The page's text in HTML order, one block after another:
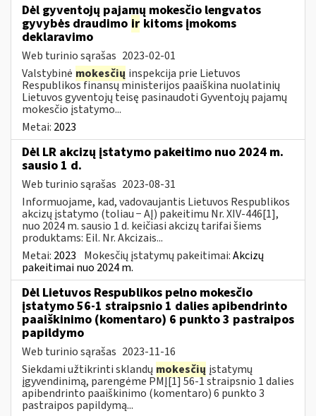
Dėl gyventojų pajamų mokesčio lengvatos
gyvybės draudimo ir kitoms įmokoms
deklaravimo
Web turinio sąrašas 2023-02-01
Valstybinė mokesčių inspekcija prie Lietuvos
Respublikos finansų ministerijos paaiškina nuolatinių
Lietuvos gyventojų teisę pasinaudoti Gyventojų pajamų
mokesčio įstatymo...
Metai: 2023
Dėl LR akcizų įstatymo pakeitimo nuo 2024 m.
sausio 1 d.
Web turinio sąrašas 2023-08-31
Informuojame, kad, vadovaujantis Lietuvos Respublikos
akcizų įstatymo (toliau − AĮ) pakeitimu Nr. XIV-446[1],
nuo 2024 m. sausio 1 d. keičiasi akcizų tarifai šiems
produktams: Eil. Nr. Akcizais...
Metai: 2023 Mokesčių įstatymų pakeitimai:Akcizų
pakeitimai nuo 2024 m.
Dėl Lietuvos Respublikos pelno mokesčio
įstatymo 56-1 straipsnio 1 dalies apibendrinto
paaiškinimo (komentaro) 6 punkto 3 pastraipos
papildymo
Web turinio sąrašas 2023-11-16
Siekdami užtikrinti sklandų mokesčių įstatymų
įgyvendinimą, parengėme PMĮ[1] 56-1 straipsnio 1 dalies
apibendrinto paaiškinimo (komentaro) 6 punkto 3
pastraipos papildymą...